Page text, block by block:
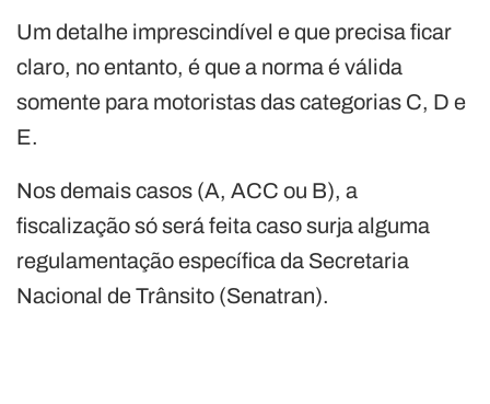
Um detalhe imprescindível e que precisa ficar
claro, no entanto, é que a norma é válida
somente para motoristas das categorias C, D e
E.
Nos demais casos (A, ACC ou B), a
fiscalização só será feita caso surja alguma
regulamentação específica da Secretaria
Nacional de Trânsito (Senatran).